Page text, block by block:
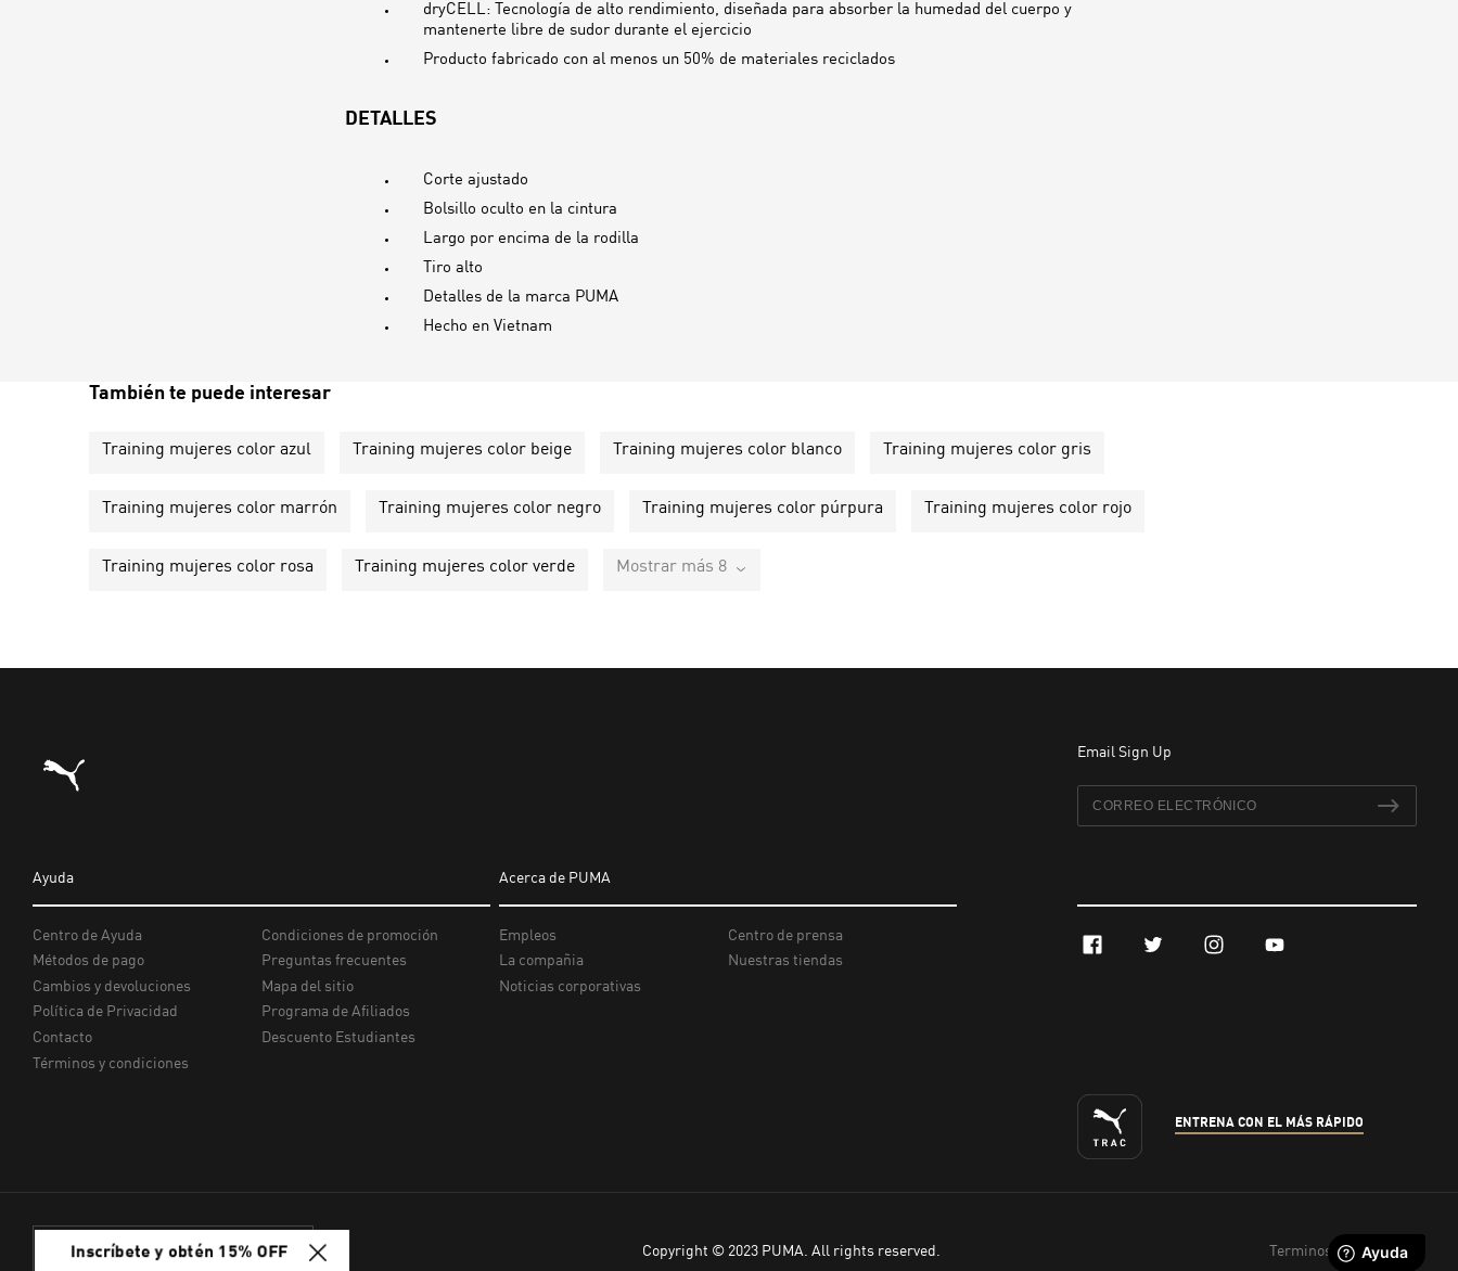
dryCELL: Tecnología de alto rendimiento, diseñada para absorber la humedad del cuerpo y
mantenerte libre de sudor durante el ejercicio
Producto fabricado con al menos un 50% de materiales reciclados
DETALLES
Corte ajustado
Bolsillo oculto en la cintura
Largo por encima de la rodilla
Tiro alto
Detalles de la marca PUMA
Hecho en Vietnam
También te puede interesar
Training mujeres color azul Training mujeres color beige Training mujeres color blanco Training mujeres color gris
Training mujeres color marrón Training mujeres color negro Training mujeres color púrpura Training mujeres color rojo
Training mujeres color rosa Training mujeres color verde Mostrar más 8
Inscríbete y obtén 15% OFF